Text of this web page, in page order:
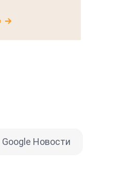
Google Новости